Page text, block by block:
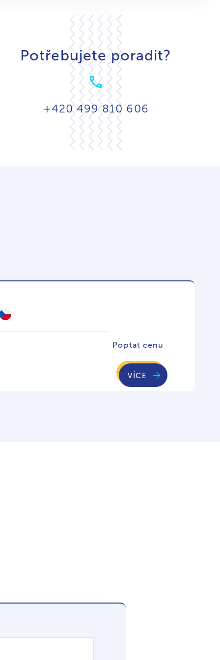
Potřebujete poradit?
+420 499 810 606
Poptat cenu
VÍCE